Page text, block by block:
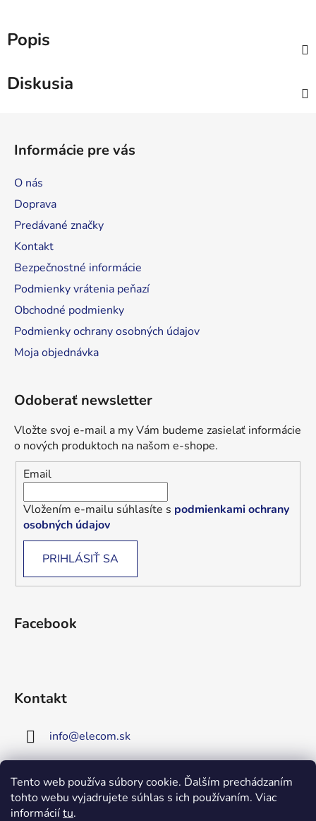
Tento web používa súbory cookie. Ďalším prechádzaním
tohto webu vyjadrujete súhlas s ich používaním. Viac
informáciítu.
Upozornenie!
Popis
Diskusia
Informácie pre vás
O nás
Doprava
Predávané značky
Kontakt
Bezpečnostné informácie
Podmienky vrátenia peňazí
Obchodné podmienky
Podmienky ochrany osobných údajov
Moja objednávka
Odoberať newsletter
Vložte svoj e-mail a my Vám budeme zasielať informácie
o nových produktoch na našom e-shope.
Email
Vložením e-mailu súhlasíte s podmienkami ochrany
osobných údajov
PRIHLÁSIŤ SA
Facebook
Kontakt
info@elecom.sk